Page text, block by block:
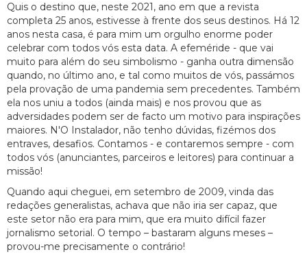
Quis o destino que, neste 2021, ano em que a revista
completa 25 anos, estivesse à frente dos seus destinos. Há 12
anos nesta casa, é para mim um orgulho enorme poder
celebrar com todos vós esta data. A efeméride - que vai
muito para além do seu simbolismo - ganha outra dimensão
quando, no último ano, e tal como muitos de vós, passámos
pela provação de uma pandemia sem precedentes. Também
ela nos uniu a todos (ainda mais) e nos provou que as
adversidades podem ser de facto um motivo para inspirações
maiores. N'O Instalador, não tenho dúvidas, fizémos dos
entraves, desafios. Contamos - e contaremos sempre - com
todos vós (anunciantes, parceiros e leitores) para continuar a
missão!
Quando aqui cheguei, em setembro de 2009, vinda das
redações generalistas, achava que não iria ser capaz, que
este setor não era para mim, que era muito difícil fazer
jornalismo setorial. O tempo – bastaram alguns meses –
provou-me precisamente o contrário!